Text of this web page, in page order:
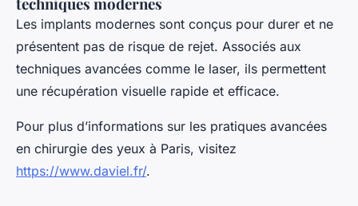
Les implants modernes sont conçus pour durer et ne
présentent pas de risque de rejet. Associés aux
techniques avancées comme le laser, ils permettent
une récupération visuelle rapide et efficace.
Pour plus d’informations sur les pratiques avancées
en chirurgie des yeux à Paris, visitez
https://www.daviel.fr/.